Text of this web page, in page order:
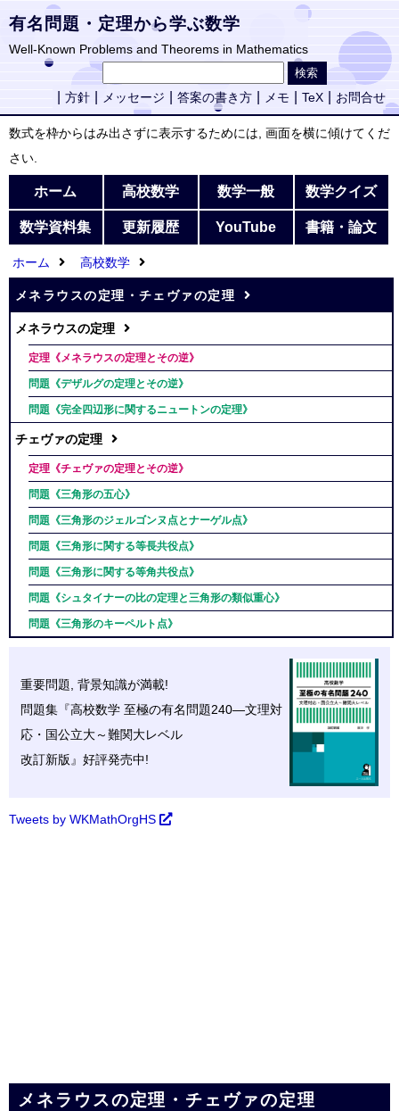
有名問題・定理から学ぶ数学
Well-Known Problems and Theorems in Mathematics
方針 メッセージ 答案の書き方 メモ TeX お問合せ
数式を枠からはみ出さずに表示するためには, 画面を横に傾けてくだ
さい.
ホーム 高校数学 数学一般 数学クイズ
数学資料集 更新履歴 YouTube 書籍・論文
ホーム 高校数学
メネラウスの定理・チェヴァの定理
メネラウスの定理
定理《メネラウスの定理とその逆》
問題《デザルグの定理とその逆》
問題《完全四辺形に関するニュートンの定理》
チェヴァの定理
定理《チェヴァの定理とその逆》
問題《三角形の五心》
問題《三角形のジェルゴンヌ点とナーゲル点》
問題《三角形に関する等長共役点》
問題《三角形に関する等角共役点》
問題《シュタイナーの比の定理と三角形の類似重心》
問題《三角形のキーペルト点》
重要問題, 背景知識が満載!
問題集『高校数学 至極の有名問題240—文理対
応・ 国公立大～難関大レベル
改訂新版』好評発売中!
Tweets by WKMathOrgHS
メネラウスの定理・チェヴァの定理